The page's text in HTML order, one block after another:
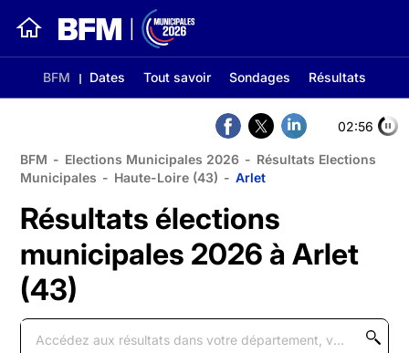
BFM Dates Tout savoir Sondages Résultats
02:56
BFM - Elections Municipales 2026 - Résultats Elections
Municipales - Haute-Loire (43) - Arlet
Résultats élections
municipales 2026 à Arlet
(43)